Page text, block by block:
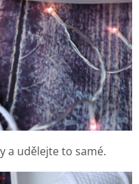
a udělejte to samé.